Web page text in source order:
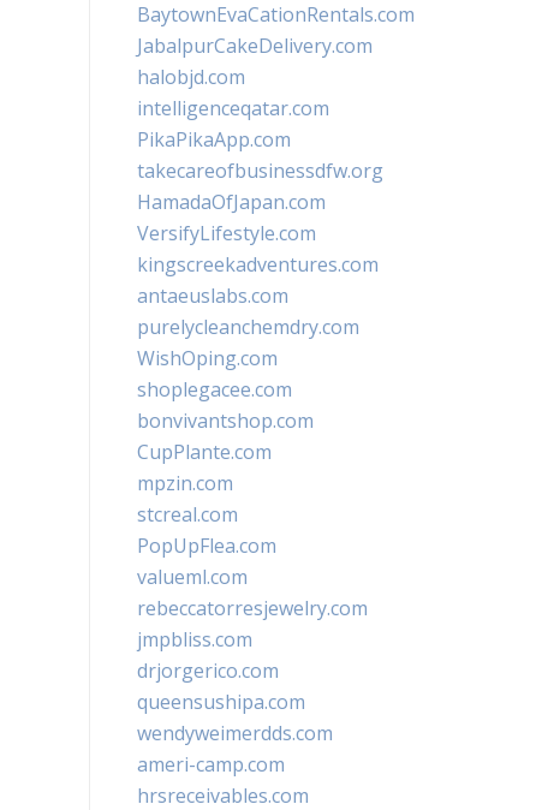
BaytownEvaCationRentals.com
JabalpurCakeDelivery.com
halobjd.com
intelligenceqatar.com
PikaPikaApp.com
takecareofbusinessdfw.org
HamadaOfJapan.com
VersifyLifestyle.com
kingscreekadventures.com
antaeuslabs.com
purelycleanchemdry.com
WishOping.com
shoplegacee.com
bonvivantshop.com
CupPlante.com
mpzin.com
stcreal.com
PopUpFlea.com
valueml.com
rebeccatorresjewelry.com
jmpbliss.com
drjorgerico.com
queensushipa.com
wendyweimerdds.com
ameri-camp.com
hrsreceivables.com